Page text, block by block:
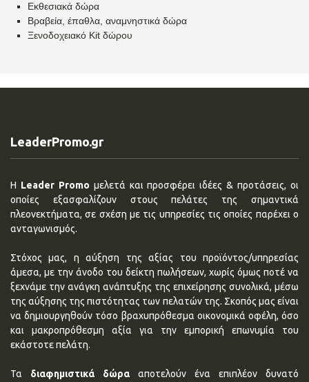
Εκθεσιακά δώρα
Βραβεία, έπαθλα, αναμνηστικά δώρα
Ξενοδοχειακό Kit δώρου
LeaderPromo.gr
Η Leader Promo μελετά και προσφέρει ιδέες & προτάσεις, οι
οποίες εξασφαλίζουν στους πελάτες της σημαντικά
πλεονεκτήματα, σε σχέση με τις υπηρεσίες τις οποίες παρέχει ο
ανταγωνισμός.
Στόχος μας, η αύξηση της αξίας του προϊόντος/υπηρεσίας
άμεσα, με την άνοδο του δείκτη πωλήσεων, χωρίς όμως ποτέ να
ξεχνάμε την ανάγκη ανάπτυξης της επιχείρησης συνολικά, μέσω
της αύξησης της πιστότητας των πελατών της. Σκοπός μας είναι
να δημιουργηθούν τόσο βραχυπρόθεσμα οικονομικά οφέλη, όσο
και μακροπρόθεσμη αξία για την εμπορική επωνυμία του
εκάστοτε πελάτη.
Τα διαφημιστικά δώρα αποτελούν ένα επιπλέον δυνατό